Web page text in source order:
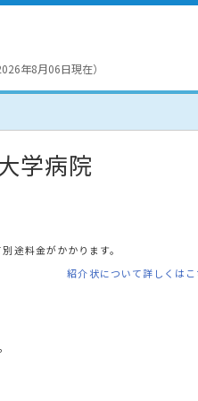
年8月06日現在）
学病院
途料金がかかります。
紹介状について詳しくはこ